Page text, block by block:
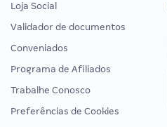
Loja Social
Validador de documentos
Conveniados
Programa de Afiliados
Trabalhe Conosco
Preferências de Cookies